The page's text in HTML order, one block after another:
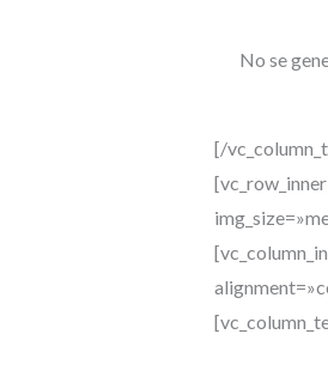
No se
[/